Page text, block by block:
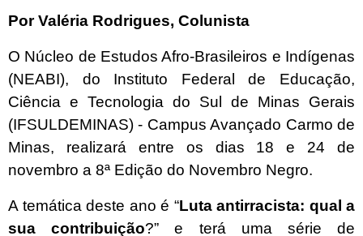
Por Valéria Rodrigues, Colunista
O Núcleo de Estudos Afro-Brasileiros e Indígenas
(NEABI), do Instituto Federal de Educação,
Ciência e Tecnologia do Sul de Minas Gerais
(IFSULDEMINAS) - Campus Avançado Carmo de
Minas, realizará entre os dias 18 e 24 de
novembro a 8ª Edição do Novembro Negro.
A temática deste ano é “Luta antirracista: qual a
sua contribuição?” e terá uma série de